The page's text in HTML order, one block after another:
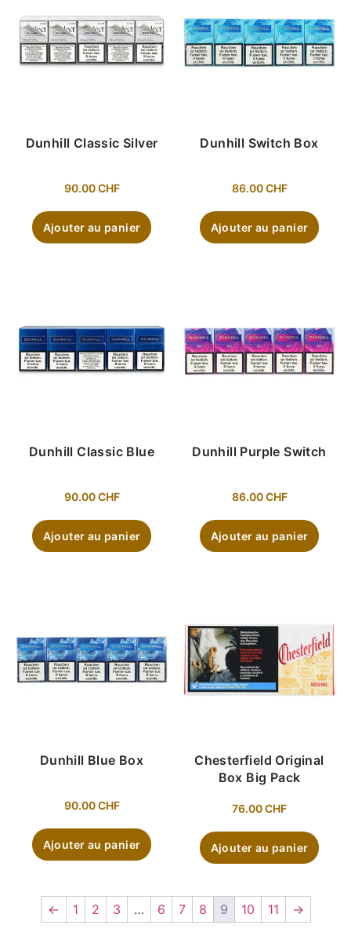
Dunhill Classic Silver
90.00CHF
Ajouter au panier
Dunhill Switch Box
86.00CHF
Ajouter au panier
Dunhill Classic Blue
90.00CHF
Ajouter au panier
Dunhill Purple Switch
86.00CHF
Ajouter au panier
Dunhill Blue Box
90.00CHF
Ajouter au panier
Chesterfield Original
Box Big Pack
76.00CHF
Ajouter au panier
← 1 2 3 … 6 7 8 9 10 11 →